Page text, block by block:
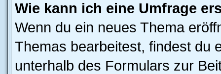
Wie kann ich eine Umfrage
Wenn du ein neues Thema
Themas bearbeitest, findest du
unterhalb des Formulars zur